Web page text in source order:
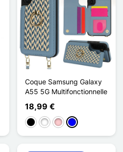
Coque Samsung Galaxy
A55 5G Multifonctionnelle
18,99 €
PretoBrancoRosaAzul